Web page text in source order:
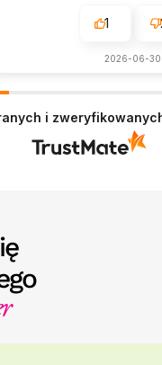
1
2026-06-30
i